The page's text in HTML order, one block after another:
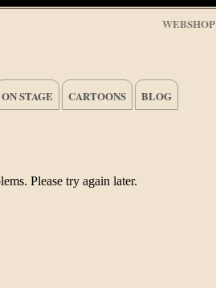
WEBSHOP
ON STAGE CARTOONS BLOG